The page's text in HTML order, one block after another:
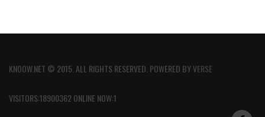
KNOOW.NET © 2015. ALL RIGHTS RESERVED. POWERED BYVERSE
VISITORS:18900362 ONLINE NOW:1